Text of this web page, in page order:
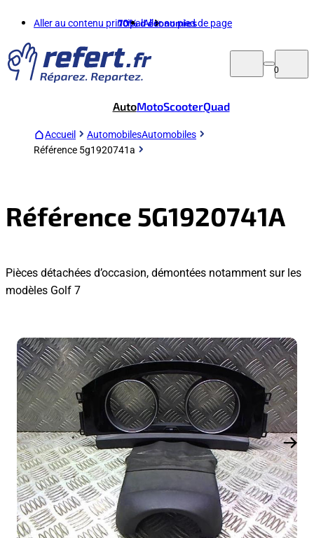
Aller au contenu principalAller au pied de page
70%d'économies
0
AutoMotoScooterQuad
Accueil AutomobilesAutomobiles
Référence 5g1920741a
Référence 5G1920741A
Pièces détachées d’occasion, démontées notamment sur les
modèles Golf 7